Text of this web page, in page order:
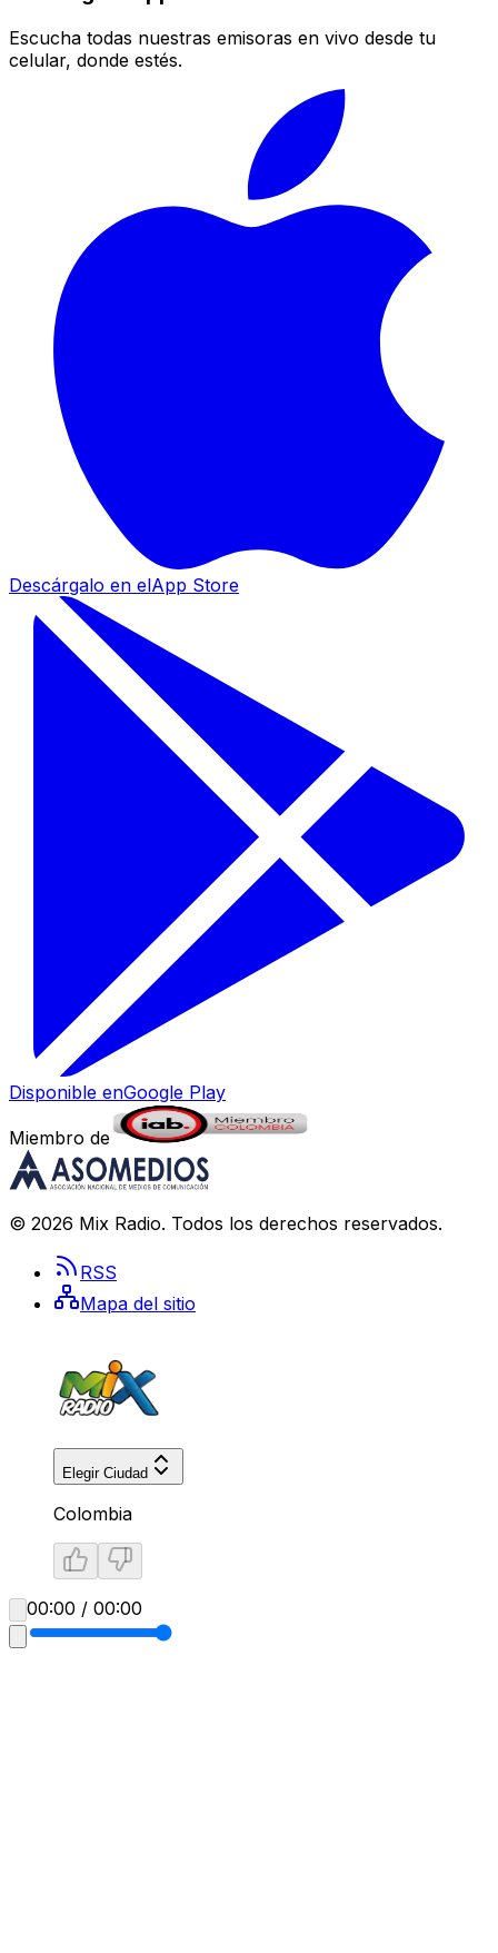
Escucha todas nuestras emisoras en vivo desde tu
celular, donde estés.
Descárgalo en elApp Store
Disponible enGoogle Play
Miembro de
© 2026 Mix Radio. Todos los derechos reservados.
RSS
Mapa del sitio
Elegir Ciudad
Colombia
00:00 / 00:00